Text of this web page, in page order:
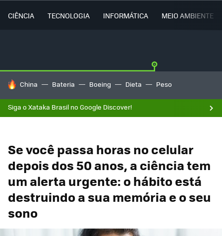
CIÊNCIA TECNOLOGIA INFORMÁTICA MEIO AMBIENTE
TENDÊNCIAS DO DIA
China Bateria Boeing Dieta Peso
Siga o Xataka Brasil no Google Discover!
Se você passa horas no celular
depois dos 50 anos, a ciência tem
um alerta urgente: o hábito está
destruindo a sua memória e o seu
sono